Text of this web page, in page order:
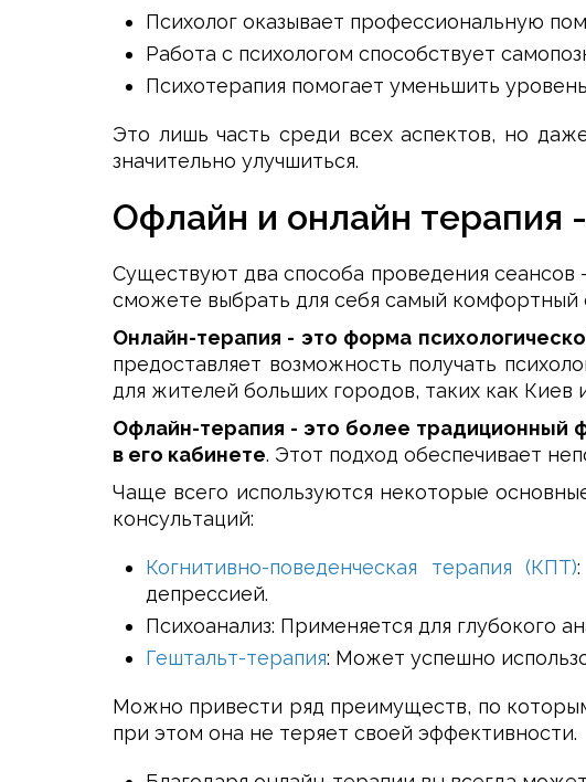
Психолог оказывает профессиональную
Работа с психологом способствует
Психотерапия помогает уменьшить
Это лишь часть среди всех аспектов, но
значительно улучшиться.
Офлайн и онлайн терапия
Существуют два способа проведения
сможете выбрать для себя самый комфортный
Онлайн-терапия - это форма
предоставляет возможность получать
для жителей больших городов, таких как Киев
Офлайн-терапия - это более традиционный
в его кабинете. Этот подход обеспечивает
Чаще всего используются некоторые
консультаций:
Когнитивно-поведенческая терапия (КПТ)
депрессией.
Психоанализ: Применяется для глубокого
Гештальт-терапия: Может успешно
Можно привести ряд преимуществ, по
при этом она не теряет своей эффективности.